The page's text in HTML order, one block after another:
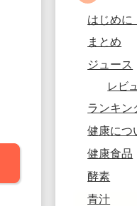
はじめに
まとめ
ジュース
レビ
ランキン
健康につ
健康食品
酵素
青汁